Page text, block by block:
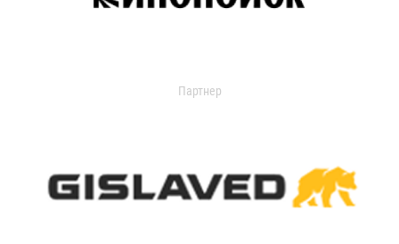
Партнер